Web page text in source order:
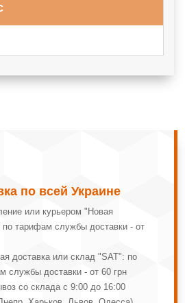
по всей Украине
или курьером "Новая
по тарифам службы доставки - от
доставка или склад "SAT": по
службы доставки - от 60 грн
со склада с 9:00 до 16:00